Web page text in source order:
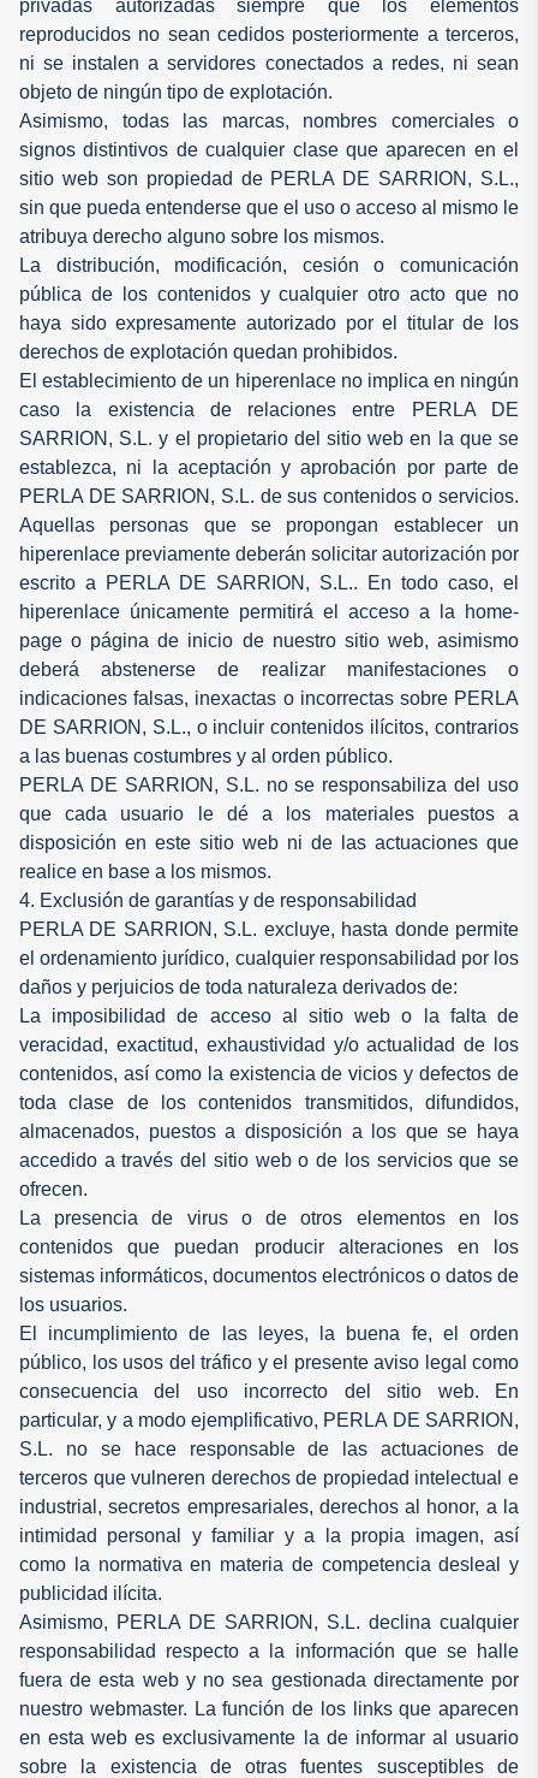
privadas autorizadas siempre que los elementos
reproducidos no sean cedidos posteriormente a terceros,
ni se instalen a servidores conectados a redes, ni sean
objeto de ningún tipo de explotación.
Asimismo, todas las marcas, nombres comerciales o
signos distintivos de cualquier clase que aparecen en el
sitio web son propiedad de PERLA DE SARRION, S.L.,
sin que pueda entenderse que el uso o acceso al mismo le
atribuya derecho alguno sobre los mismos.
La distribución, modificación, cesión o comunicación
pública de los contenidos y cualquier otro acto que no
haya sido expresamente autorizado por el titular de los
derechos de explotación quedan prohibidos.
El establecimiento de un hiperenlace no implica en ningún
caso la existencia de relaciones entre PERLA DE
SARRION, S.L. y el propietario del sitio web en la que se
establezca, ni la aceptación y aprobación por parte de
PERLA DE SARRION, S.L. de sus contenidos o servicios.
Aquellas personas que se propongan establecer un
hiperenlace previamente deberán solicitar autorización por
escrito a PERLA DE SARRION, S.L.. En todo caso, el
hiperenlace únicamente permitirá el acceso a la home-
page o página de inicio de nuestro sitio web, asimismo
deberá abstenerse de realizar manifestaciones o
indicaciones falsas, inexactas o incorrectas sobre PERLA
DE SARRION, S.L., o incluir contenidos ilícitos, contrarios
a las buenas costumbres y al orden público.
PERLA DE SARRION, S.L. no se responsabiliza del uso
que cada usuario le dé a los materiales puestos a
disposición en este sitio web ni de las actuaciones que
realice en base a los mismos.
4. Exclusión de garantías y de responsabilidad
PERLA DE SARRION, S.L. excluye, hasta donde permite
el ordenamiento jurídico, cualquier responsabilidad por los
daños y perjuicios de toda naturaleza derivados de:
La imposibilidad de acceso al sitio web o la falta de
veracidad, exactitud, exhaustividad y/o actualidad de los
contenidos, así como la existencia de vicios y defectos de
toda clase de los contenidos transmitidos, difundidos,
almacenados, puestos a disposición a los que se haya
accedido a través del sitio web o de los servicios que se
ofrecen.
La presencia de virus o de otros elementos en los
contenidos que puedan producir alteraciones en los
sistemas informáticos, documentos electrónicos o datos de
los usuarios.
El incumplimiento de las leyes, la buena fe, el orden
público, los usos del tráfico y el presente aviso legal como
consecuencia del uso incorrecto del sitio web. En
particular, y a modo ejemplificativo, PERLA DE SARRION,
S.L. no se hace responsable de las actuaciones de
terceros que vulneren derechos de propiedad intelectual e
industrial, secretos empresariales, derechos al honor, a la
intimidad personal y familiar y a la propia imagen, así
como la normativa en materia de competencia desleal y
publicidad ilícita.
Asimismo, PERLA DE SARRION, S.L. declina cualquier
responsabilidad respecto a la información que se halle
fuera de esta web y no sea gestionada directamente por
nuestro webmaster. La función de los links que aparecen
en esta web es exclusivamente la de informar al usuario
sobre la existencia de otras fuentes susceptibles de